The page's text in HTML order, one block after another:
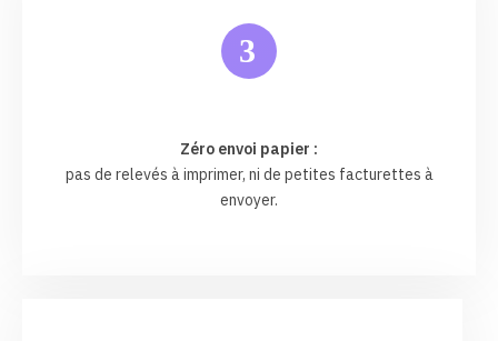
3
Zéro envoi papier :
pas de relevés à imprimer, ni de petites facturettes à
envoyer.